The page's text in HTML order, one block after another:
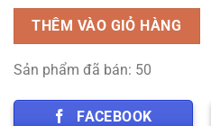
THÊM VÀO GIỎ HÀNG
Sản phẩm đã bán: 50
FACEBOOK